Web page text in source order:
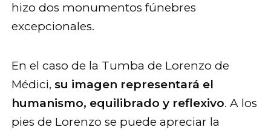
hizo dos monumentos fúnebres
excepcionales.
En el caso de la Tumba de Lorenzo de
Médici, su imagen representará el
humanismo, equilibrado y reflexivo. A los
pies de Lorenzo se puede apreciar la